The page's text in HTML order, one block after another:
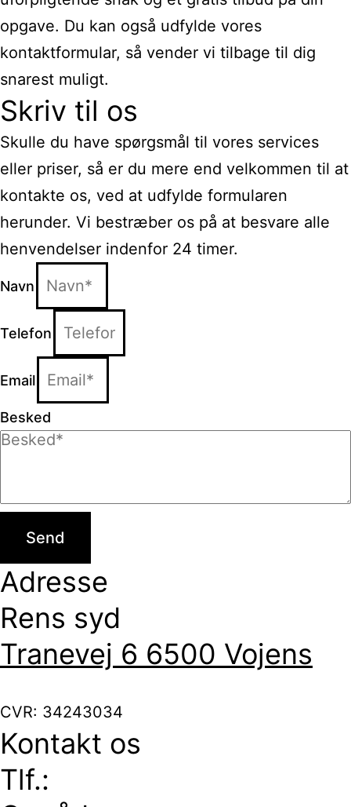
opgave. Du kan også udfylde vores
kontaktformular, så vender vi tilbage til dig
snarest muligt.
Skriv til os
Skulle du have spørgsmål til vores services
eller priser, så er du mere end velkommen til at
kontakte os, ved at udfylde formularen
herunder. Vi bestræber os på at besvare alle
henvendelser indenfor 24 timer.
Navn
Telefon
Email
Besked
Send
Adresse
Rens syd
Tranevej 6 6500 Vojens
CVR: 34243034
Kontakt os
Tlf.: